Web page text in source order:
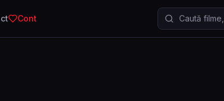
Cont Caută filme și